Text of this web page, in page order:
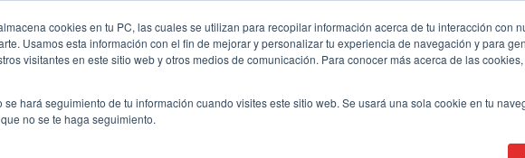
cookies en tu PC, las cuales se utilizan para recopilar información acerca de tu interacción con
Usamos esta información con el fin de mejorar y personalizar tu experiencia de navegación y para
visitantes en este sitio web y otros medios de comunicación. Para conocer más acerca de las
se hará seguimiento de tu información cuando visites este sitio web. Se usará una sola cookie en tu
no se te haga seguimiento.